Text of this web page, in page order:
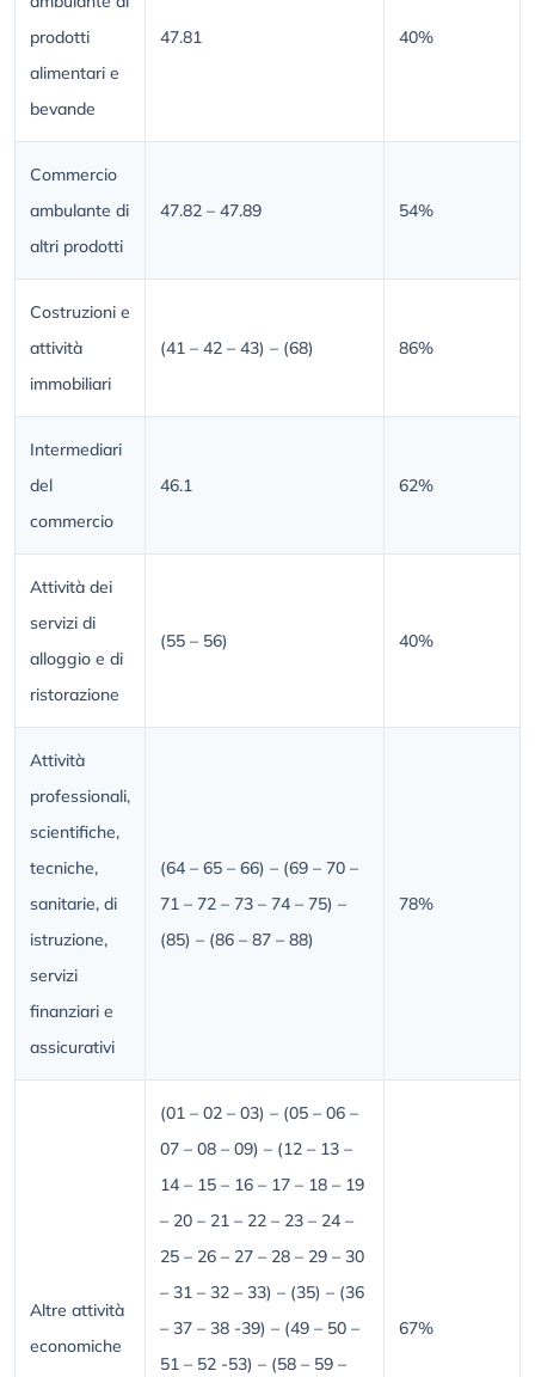
prodotti
alimentari e
bevande
47.81 40%
Commercio
ambulante di
altri prodotti
47.82 – 47.89 54%
Costruzioni e
attività
immobiliari
(41 – 42 – 43) – (68) 86%
Intermediari
del
commercio
46.1 62%
Attività dei
servizi di
alloggio e di
ristorazione
(55 – 56) 40%
Attività
professionali,
scientifiche,
tecniche,
sanitarie, di
istruzione,
servizi
finanziari e
assicurativi
(64 – 65 – 66) – (69 – 70 –
71 – 72 – 73 – 74 – 75) –
(85) – (86 – 87 – 88)
78%
Altre attività
economiche
(01 – 02 – 03) – (05 – 06 –
07 – 08 – 09) – (12 – 13 –
14 – 15 – 16 – 17 – 18 – 19
– 20 – 21 – 22 – 23 – 24 –
25 – 26 – 27 – 28 – 29 – 30
– 31 – 32 – 33) – (35) – (36
– 37 – 38 -39) – (49 – 50 –
51 – 52 -53) – (58 – 59 –
67%